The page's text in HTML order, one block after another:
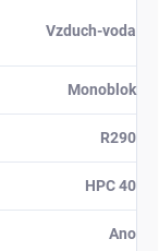
Vzduch-voda
Monoblok
R290
HPC 40
Ano